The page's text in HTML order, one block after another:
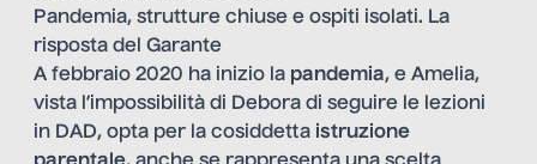
Pandemia, strutture chiuse e ospiti isolati. La
risposta del Garante
A febbraio 2020 ha inizio la pandemia, e Amelia,
vista l’impossibilità di Debora di seguire le lezioni
in DAD, opta per la cosiddetta istruzione